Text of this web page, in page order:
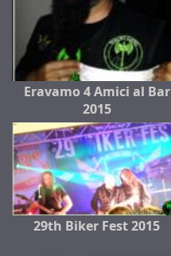
Eravamo 4 Amici al Bar
2015
29th Biker Fest 2015